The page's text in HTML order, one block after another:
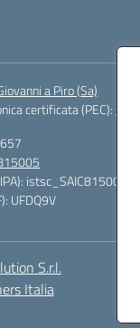
a Piro (Sa)
certificata (PEC):
istsc_SAIC815005
UFDQ9V
S.r.l.
Italia